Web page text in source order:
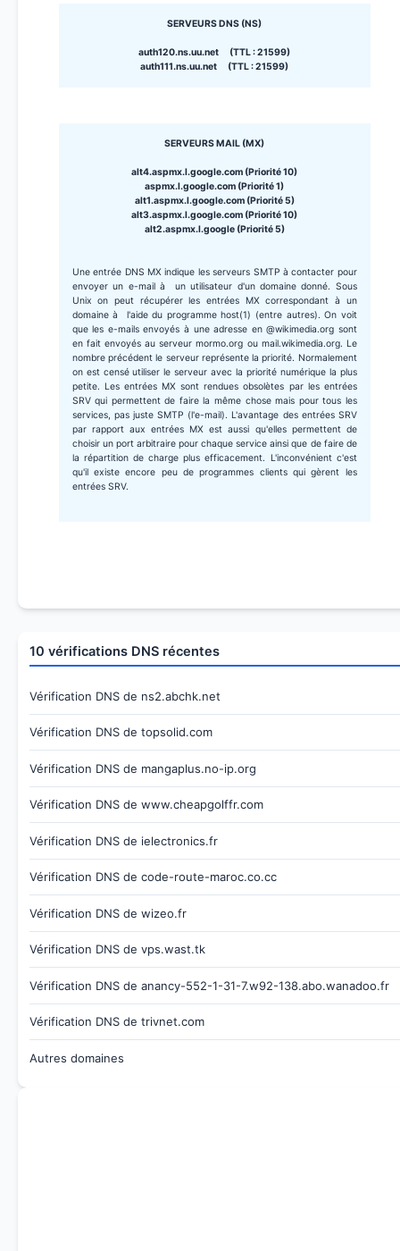
SERVEURS DNS (NS)
auth120.ns.uu.net (TTL : 21599)
auth111.ns.uu.net (TTL : 21599)
SERVEURS MAIL (MX)
alt4.aspmx.l.google.com (Priorité 10)
aspmx.l.google.com (Priorité 1)
alt1.aspmx.l.google.com (Priorité 5)
alt3.aspmx.l.google.com (Priorité 10)
alt2.aspmx.l.google (Priorité 5)
Une entrée DNS MX indique les serveurs SMTP à contacter pour
envoyer un e-mail à un utilisateur d'un domaine donné. Sous
Unix on peut récupérer les entrées MX correspondant à un
domaine à l'aide du programme host(1) (entre autres). On voit
que les e-mails envoyés à une adresse en @wikimedia.org sont
en fait envoyés au serveur mormo.org ou mail.wikimedia.org. Le
nombre précédent le serveur représente la priorité. Normalement
on est censé utiliser le serveur avec la priorité numérique la plus
petite. Les entrées MX sont rendues obsolètes par les entrées
SRV qui permettent de faire la même chose mais pour tous les
services, pas juste SMTP (l'e-mail). L'avantage des entrées SRV
par rapport aux entrées MX est aussi qu'elles permettent de
choisir un port arbitraire pour chaque service ainsi que de faire de
la répartition de charge plus efficacement. L'inconvénient c'est
qu'il existe encore peu de programmes clients qui gèrent les
entrées SRV.
10 vérifications DNS récentes
Vérification DNS de ns2.abchk.net
Vérification DNS de topsolid.com
Vérification DNS de mangaplus.no-ip.org
Vérification DNS de www.cheapgolffr.com
Vérification DNS de ielectronics.fr
Vérification DNS de code-route-maroc.co.cc
Vérification DNS de wizeo.fr
Vérification DNS de vps.wast.tk
Vérification DNS de anancy-552-1-31-7.w92-138.abo.wanadoo.fr
Vérification DNS de trivnet.com
Autres domaines